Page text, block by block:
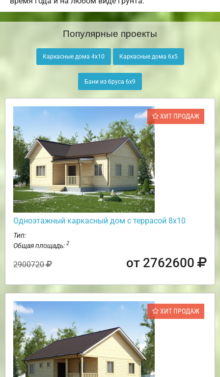
Популярные проекты
Каркасные дома 4х10 Каркасные дома 6х5
Бани из бруса 6х9
ХИТ ПРОДАЖ
Одноэтажный каркасный дом с террасой 8х10
Тип:
Общая площадь: 2
2900720 от 2762600
ХИТ ПРОДАЖ